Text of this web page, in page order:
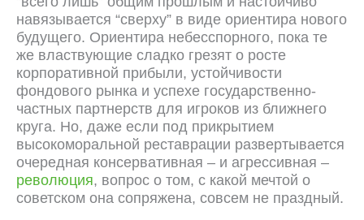
навязывается “сверху” в виде ориентира нового
будущего. Ориентира небесспорного, пока те
же властвующие сладко грезят о росте
корпоративной прибыли, устойчивости
фондового рынка и успехе государственно-
частных партнерств для игроков из ближнего
круга. Но, даже если под прикрытием
высокоморальной реставрации развертывается
очередная консервативная – и агрессивная –
революция, вопрос о том, с какой мечтой о
советском она сопряжена, совсем не праздный.